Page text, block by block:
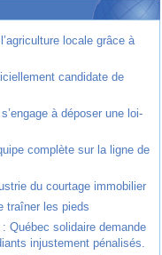
locale grâce à
candidate de
à déposer une loi-
complète sur la ligne de
du courtage immobilier
traîner les pieds
Québec solidaire demande
injustement pénalisés.